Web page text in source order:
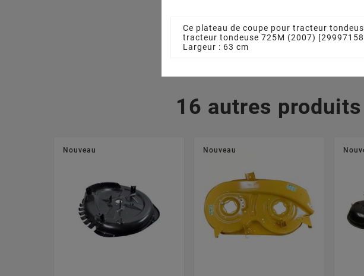
16 autres
Nouveau Nouveau
Ce plateau de coupe pour tracteur
tracteur tondeuse 725M (2007)
Largeur : 63 cm